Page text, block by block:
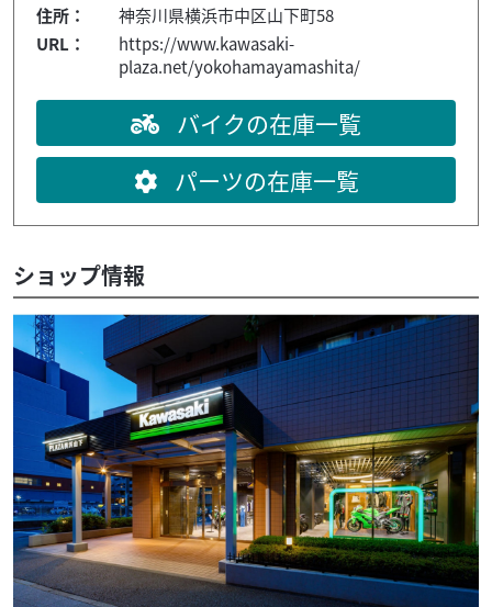
住所：
神奈川県横浜市中区山下町58
URL：
https://www.kawasaki-
plaza.net/yokohamayamashita/
バイクの在庫一覧
パーツの在庫一覧
ショップ情報